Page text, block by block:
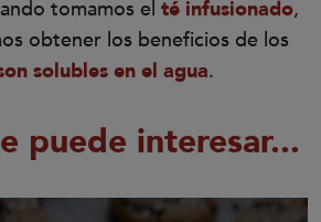
tomamos el té infusionado,
obtener los beneficios de los
solubles en el agua.
puede interesar...